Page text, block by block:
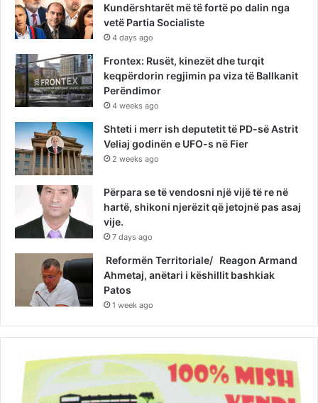
Kundërshtarët më të fortë po dalin nga
vetë Partia Socialiste
4 days ago
Frontex: Rusët, kinezët dhe turqit
keqpërdorin regjimin pa viza të Ballkanit
Perëndimor
4 weeks ago
Shteti i merr ish deputetit të PD-së Astrit
Veliaj godinën e UFO-s në Fier
2 weeks ago
Përpara se të vendosni një vijë të re në
hartë, shikoni njerëzit që jetojnë pas asaj
vije.
7 days ago
Reformën Territoriale/ Reagon Armand
Ahmetaj, anëtari i këshillit bashkiak
Patos
1 week ago